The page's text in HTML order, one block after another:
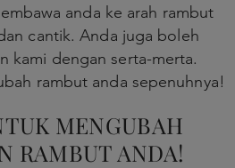
anda ke arah rambut
cantik. Anda juga boleh
kami dengan serta-merta.
rambut anda sepenuhnya!
MENGUBAH
RAMBUT ANDA!